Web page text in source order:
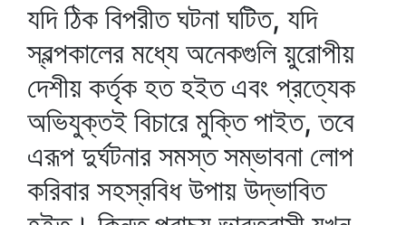
যদি ঠিক বিপরীত ঘটনা ঘটিত, যদি
স্বল্পকালের মধ্যে অনেকগুলি য়ুরোপীয়
দেশীয় কর্তৃক হত হইত এবং প্রত্যেক
অভিযুক্তই বিচারে মুক্তি পাইত, তবে
এরূপ দুর্ঘটনার সমস্ত সম্ভাবনা লোপ
করিবার সহস্রবিধ উপায় উদ্‌ভাবিত